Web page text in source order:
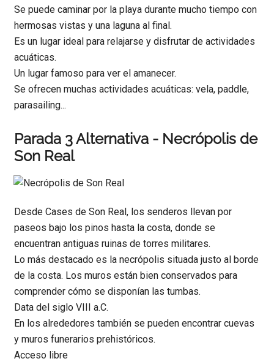
Se puede caminar por la playa durante mucho tiempo con
hermosas vistas y una laguna al final.
Es un lugar ideal para relajarse y disfrutar de actividades
acuáticas.
Un lugar famoso para ver el amanecer.
Se ofrecen muchas actividades acuáticas: vela, paddle,
parasailing...
Parada 3 Alternativa - Necrópolis de
Son Real
Desde Cases de Son Real, los senderos llevan por
paseos bajo los pinos hasta la costa, donde se
encuentran antiguas ruinas de torres militares.
Lo más destacado es la necrópolis situada justo al borde
de la costa. Los muros están bien conservados para
comprender cómo se disponían las tumbas.
Data del siglo VIII a.C.
En los alrededores también se pueden encontrar cuevas
y muros funerarios prehistóricos.
Acceso libre